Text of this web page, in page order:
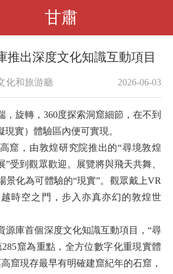
甘肅
推出深度文化知識互動項目
化和旅游廳 2026-06-03
，旋轉， 360度探索洞窟細節，在不到
現實）體驗區內便可實現。
窟，由敦煌研究院推出的“尋境敦煌
受到觀眾歡迎。展覽將與飛天共舞、
景化為可體驗的“現實”。觀眾戴上VR
時空之門，步入亦真亦幻的敦煌世
源庫首個深度文化知識互動項目， “尋
窟為重點，全方位數字化重現實體
窟現存最早有明確建窟紀年的石窟，